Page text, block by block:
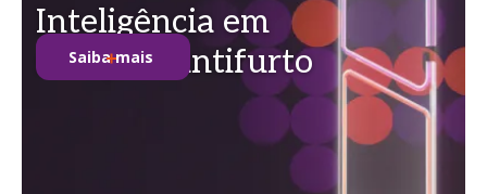
Inteligência em
soluções antifurto
Saiba mais